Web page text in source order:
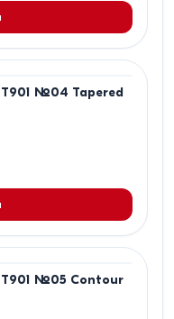
№04 Tapered
№05 Contour